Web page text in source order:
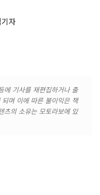
자
에 기사를 재편집하거나 출
며 이에 따른 불이익은 책
츠의 소유는 모토라보에 있